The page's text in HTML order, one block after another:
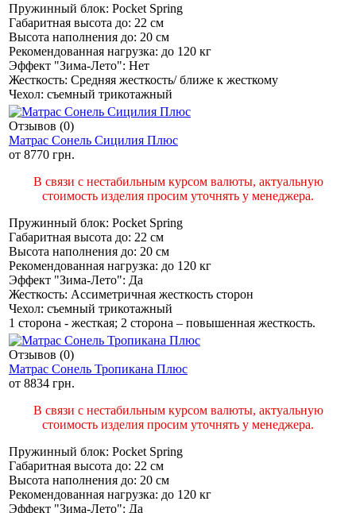
Пружинный блок: Pocket Spring
Габаритная высота до: 22 см
Высота наполнения до: 20 см
Рекомендованная нагрузка: до 120 кг
Эффект "Зима-Лето": Нет
Жесткость: Средняя жесткость/ ближе к жесткому
Чехол: съемный трикотажный
Отзывов (0)
Матрас Сонель Сицилия Плюс
от 8770 грн.
В связи с нестабильным курсом валюты, актуальную
стоимость изделия просим уточнять у менеджера.
Пружинный блок: Pocket Spring
Габаритная высота до: 22 см
Высота наполнения до: 20 см
Рекомендованная нагрузка: до 120 кг
Эффект "Зима-Лето": Да
Жесткость: Ассиметричная жесткость сторон
Чехол: съемный трикотажный
1 сторона - жесткая; 2 сторона – повышенная жесткость.
Отзывов (0)
Матрас Сонель Тропикана Плюс
от 8834 грн.
В связи с нестабильным курсом валюты, актуальную
стоимость изделия просим уточнять у менеджера.
Пружинный блок: Pocket Spring
Габаритная высота до: 22 см
Высота наполнения до: 20 см
Рекомендованная нагрузка: до 120 кг
Эффект "Зима-Лето": Да